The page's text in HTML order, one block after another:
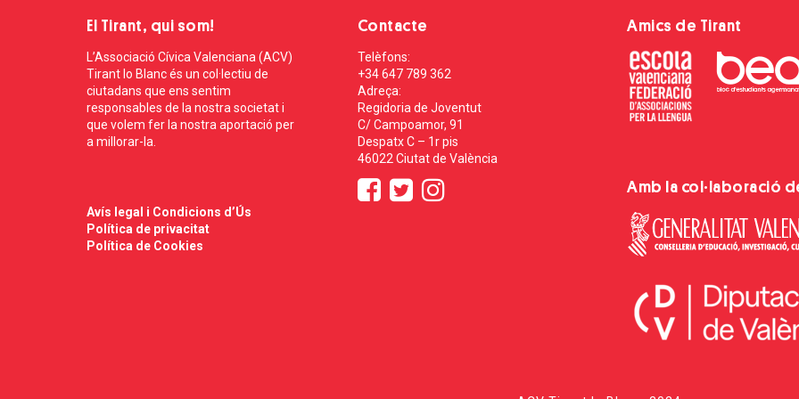
El Tirant, qui som!
L’Associació Cívica Valenciana (ACV)
Tirant lo Blanc és un col·lectiu de
ciutadans que ens sentim
responsables de la nostra societat i
que volem fer la nostra aportació per
a millorar-la.
Avís legal i Condicions d’Ús
Política de privacitat
Política de Cookies
Contacte
Telèfons:
+34 647 789 362
Adreça:
Regidoria de Joventut
C/ Campoamor, 91
Despatx C – 1r pis
46022 Ciutat de València
Amics de Tirant
Amb la col·laboració